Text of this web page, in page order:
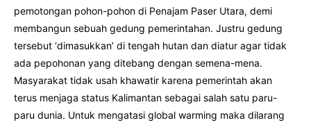
pemotongan pohon-pohon di Penajam Paser Utara, demi
membangun sebuah gedung pemerintahan. Justru gedung
tersebut ‘dimasukkan’ di tengah hutan dan diatur agar tidak
ada pepohonan yang ditebang dengan semena-mena.
Masyarakat tidak usah khawatir karena pemerintah akan
terus menjaga status Kalimantan sebagai salah satu paru-
paru dunia. Untuk mengatasi global warming maka dilarang